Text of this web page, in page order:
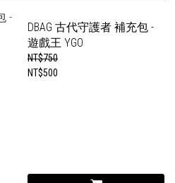
DBAG 古代守護者 補充包 -
遊戲王 YGO
NT$750
NT$500